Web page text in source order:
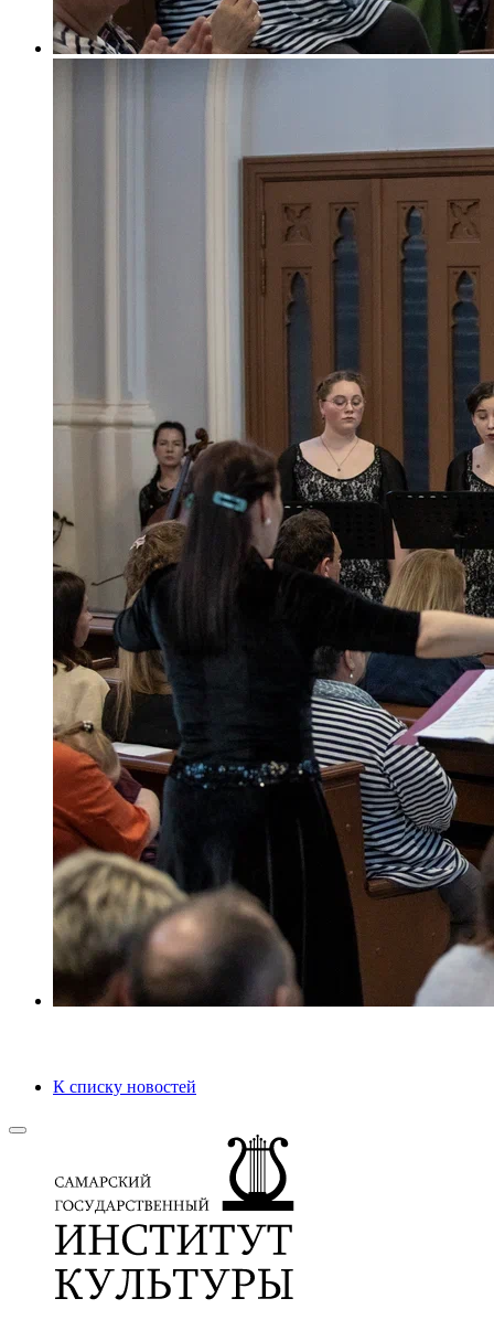
К списку новостей